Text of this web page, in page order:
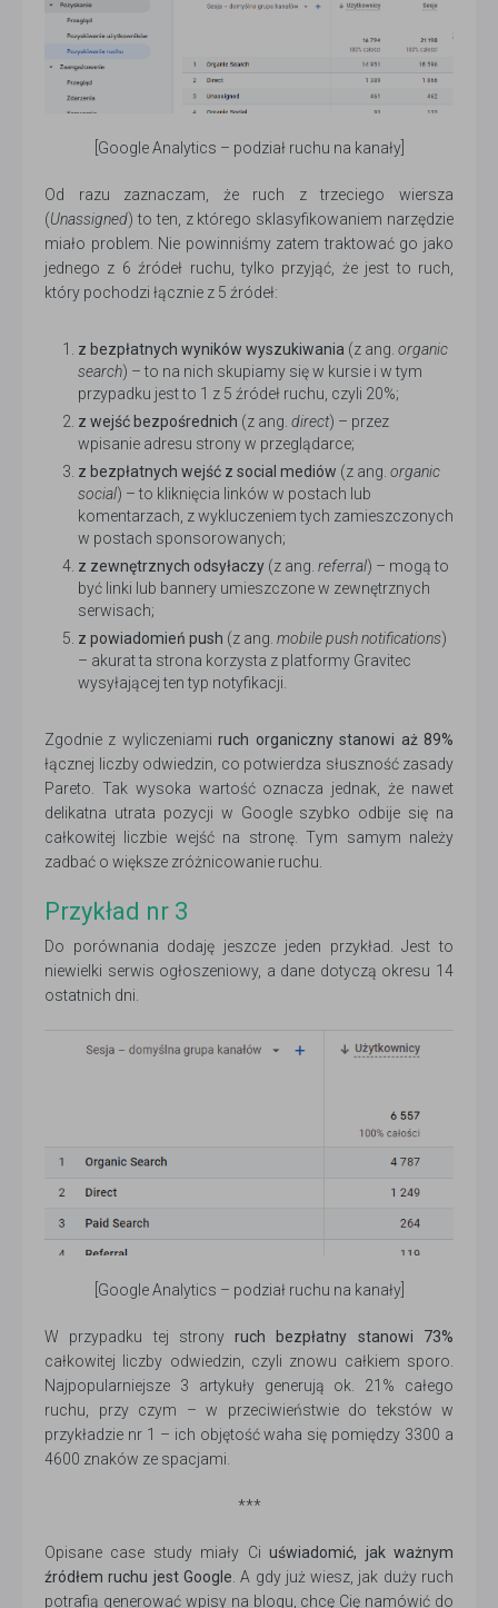
[Google Analytics – podział ruchu na kanały]
Od razu zaznaczam, że ruch z trzeciego wiersza
(Unassigned) to ten, z którego sklasyfikowaniem narzędzie
miało problem. Nie powinniśmy zatem traktować go jako
jednego z 6 źródeł ruchu, tylko przyjąć, że jest to ruch,
który pochodzi łącznie z 5 źródeł:
z bezpłatnych wyników wyszukiwania (z ang. organic
search) – to na nich skupiamy się w kursie i w tym
przypadku jest to 1 z 5 źródeł ruchu, czyli 20%;
z wejść bezpośrednich (z ang. direct) – przez
wpisanie adresu strony w przeglądarce;
z bezpłatnych wejść z social mediów (z ang. organic
social) – to kliknięcia linków w postach lub
komentarzach, z wykluczeniem tych zamieszczonych
w postach sponsorowanych;
z zewnętrznych odsyłaczy (z ang. referral) – mogą to
być linki lub bannery umieszczone w zewnętrznych
serwisach;
z powiadomień push (z ang. mobile push notifications)
– akurat ta strona korzysta z platformy Gravitec
wysyłającej ten typ notyfikacji.
Zgodnie z wyliczeniamiruch organiczny stanowi aż 89%
łącznej liczby odwiedzin, co potwierdza słuszność zasady
Pareto. Tak wysoka wartość oznacza jednak, że nawet
delikatna utrata pozycji w Google szybko odbije się na
całkowitej liczbie wejść na stronę. Tym samym należy
zadbać o większe zróżnicowanie ruchu.
Przykład nr 3
Do porównania dodaję jeszcze jeden przykład. Jest to
niewielki serwis ogłoszeniowy, a dane dotyczą okresu 14
ostatnich dni.
[Google Analytics – podział ruchu na kanały]
W przypadku tej stronyruch bezpłatny stanowi 73%
całkowitej liczby odwiedzin, czyli znowu całkiem sporo.
Najpopularniejsze 3 artykuły generują ok. 21% całego
ruchu, przy czym – w przeciwieństwie do tekstów w
przykładzie nr 1 – ich objętość waha się pomiędzy 3300 a
4600 znaków ze spacjami.
***
Opisane case study miały Ciuświadomić, jak ważnym
źródłem ruchu jest Google . A gdy już wiesz, jak duży ruch
potrafią generować wpisy na blogu, chcę Cię namówić do